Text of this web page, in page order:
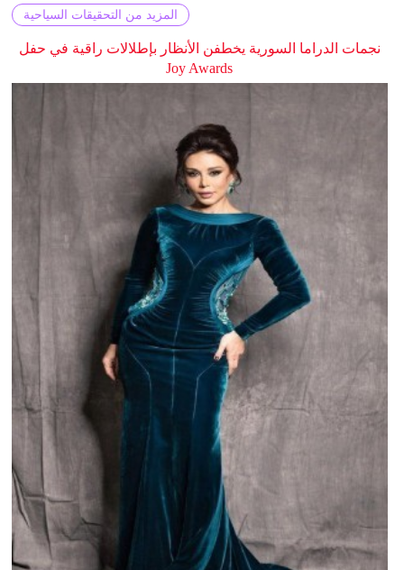
المزيد من التحقيقات السياحية
نجمات الدراما السورية يخطفن الأنظار بإطلالات راقية في حفل
Joy Awards